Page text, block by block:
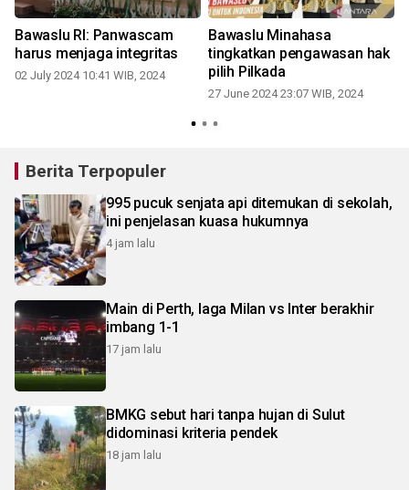
Bawaslu RI: Panwascam
harus menjaga integritas
02 July 2024 10:41 WIB, 2024
Bawaslu Minahasa
tingkatkan pengawasan hak
pilih Pilkada
27 June 2024 23:07 WIB, 2024
Berita Terpopuler
995 pucuk senjata api ditemukan di sekolah,
ini penjelasan kuasa hukumnya
4 jam lalu
Main di Perth, laga Milan vs Inter berakhir
imbang 1-1
17 jam lalu
BMKG sebut hari tanpa hujan di Sulut
didominasi kriteria pendek
18 jam lalu